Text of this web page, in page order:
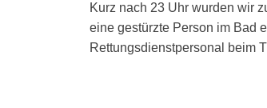
Kurz nach 23 Uhr wurden wir
eine gestürzte Person im Bad
Rettungsdienstpersonal beim